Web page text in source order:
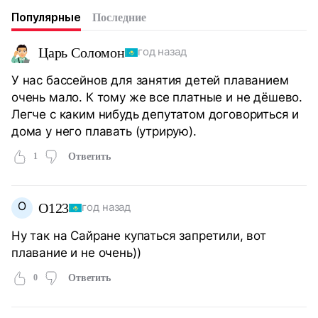
Популярные Последние
Царь Соломон год назад
У нас бассейнов для занятия детей плаванием
очень мало. К тому же все платные и не дёшево.
Легче с каким нибудь депутатом договориться и
дома у него плавать (утрирую).
1 Ответить
O O123 год назад
Ну так на Сайране купаться запретили, вот
плавание и не очень))
0 Ответить